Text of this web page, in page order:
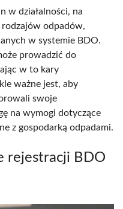
w działalności, na
odpadów,
w systemie BDO.
prowadzić do
w to kary
ważne jest, aby
swoje
na wymogi dotyczące
z gospodarką odpadami.
rejestracji BDO